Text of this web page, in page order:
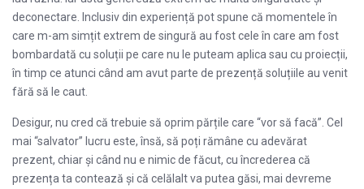
deconectare. Inclusiv din experiență pot spune că momentele în
care m-am simțit extrem de singură au fost cele în care am fost
bombardată cu soluții pe care nu le puteam aplica sau cu proiecții,
în timp ce atunci când am avut parte de prezență soluțiile au venit
fără să le caut.
Desigur, nu cred că trebuie să oprim părțile care “vor să facă”. Cel
mai “salvator” lucru este, însă, să poți rămâne cu adevărat
prezent, chiar și când nu e nimic de făcut, cu încrederea că
prezența ta contează și că celălalt va putea găsi, mai devreme